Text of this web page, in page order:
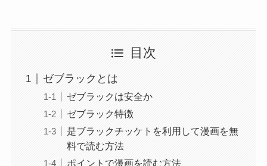
目次
ゼブラックとは
ゼブラックは安全か
ゼブラック特徴
是ブラックチッケトを利用して漫画を無
料で読む方法
ポイントで漫画を読む方法